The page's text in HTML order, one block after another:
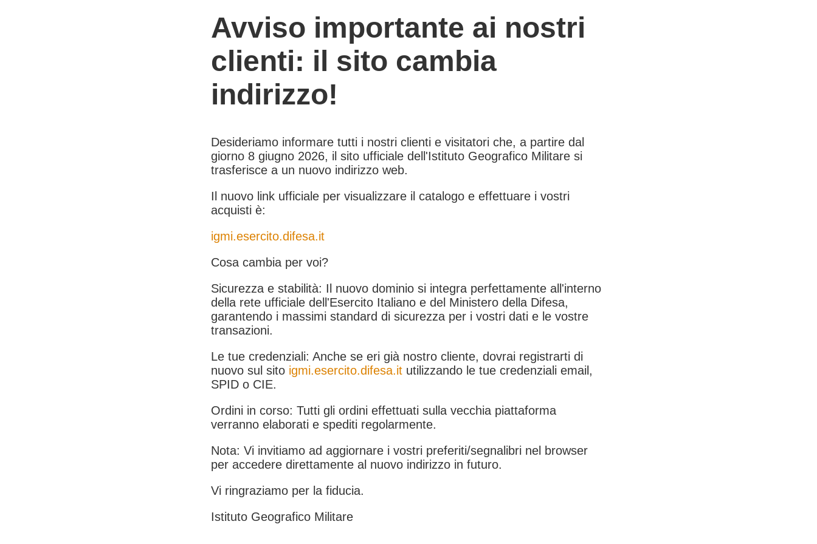
Avviso importante ai nostri
clienti: il sito cambia
indirizzo!
Desideriamo informare tutti i nostri clienti e visitatori che, a partire dal
giorno 8 giugno 2026, il sito ufficiale dell'Istituto Geografico Militare si
trasferisce a un nuovo indirizzo web.
Il nuovo link ufficiale per visualizzare il catalogo e effettuare i vostri
acquisti è:
igmi.esercito.difesa.it
Cosa cambia per voi?
Sicurezza e stabilità: Il nuovo dominio si integra perfettamente all'interno
della rete ufficiale dell'Esercito Italiano e del Ministero della Difesa,
garantendo i massimi standard di sicurezza per i vostri dati e le vostre
transazioni.
Le tue credenziali: Anche se eri già nostro cliente, dovrai registrarti di
nuovo sul sito igmi.esercito.difesa.it utilizzando le tue credenziali email,
SPID o CIE.
Ordini in corso: Tutti gli ordini effettuati sulla vecchia piattaforma
verranno elaborati e spediti regolarmente.
Nota: Vi invitiamo ad aggiornare i vostri preferiti/segnalibri nel browser
per accedere direttamente al nuovo indirizzo in futuro.
Vi ringraziamo per la fiducia.
Istituto Geografico Militare